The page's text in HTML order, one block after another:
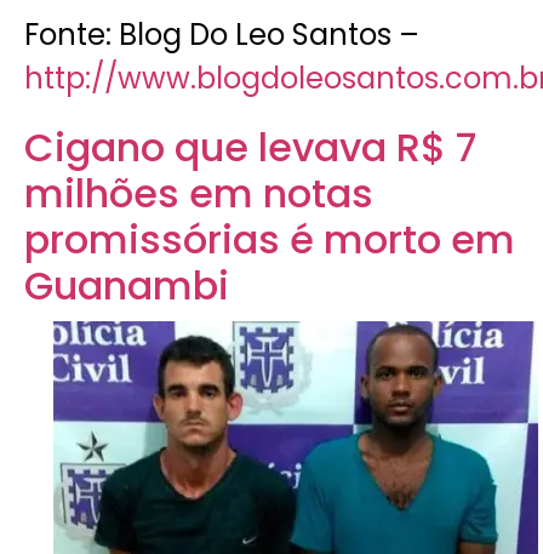
Fonte: Blog Do Leo Santos –
http://
Cigano que levava R$ 7
milhões em notas
promissórias é morto em
Guanambi